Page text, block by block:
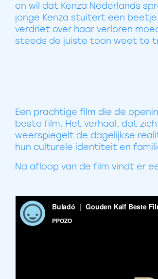
en wil dat Kenza Nederlands
jonge Kenza stuitert een
verdriet over haar verloren
steeds de juiste toon weet te
Een prachtige film die de
beste film. Het verhaal, dat
weerspiegelt de dagelijkse
hun culturele identiteit en
Na afloop van de film vindt er